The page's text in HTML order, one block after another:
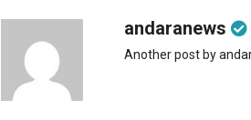
andaranews
Another post by